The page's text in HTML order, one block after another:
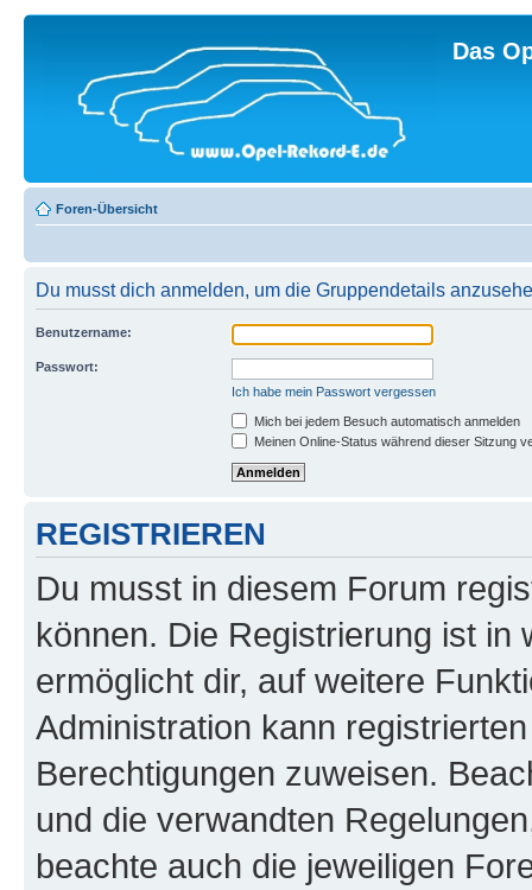
Das
Foren-Übersicht
Du musst dich anmelden, um die Gruppendetails
Benutzername:
Passwort:
Ich habe mein Passwort vergessen
Mich bei jedem Besuch automatisch anmelden
Meinen Online-Status während dieser Sitzung
REGISTRIEREN
Du musst in diesem Forum
können. Die Registrierung ist in
ermöglicht dir, auf weitere
Administration kann
Berechtigungen zuweisen.
und die verwandten
beachte auch die jeweiligen